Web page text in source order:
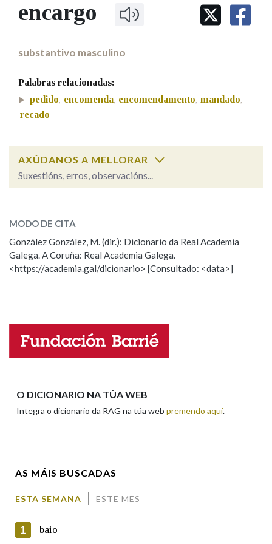
IDENTIDADE CORPORATIVA
MARCIAL DEL ADALID
FIGURAS HOMENAXEADAS
Facebook
TwitterYoutubeInstagram
Bluesky
BUSCAR NOS LEMAS
Remata por
BUSCAR NO CONTIDO
Nos exemplos
OUTRAS OPCIÓNS DE BUSCA
encargo
substantivo masculino
Palabras relacionadas:
pedido, encomenda, encomendamento, mandado,
recado
AXÚDANOS A MELLORAR
Suxestións, erros, observacións...
ESCOLLE UNHA OPCIÓN:
Observación Hai un erro na palabra
Propoño mellorar a definición
Nome
MODO DE CITA
González González, M. (dir.): Dicionario da Real Academia
Galega. A Coruña: Real Academia Galega.
<https://academia.gal/dicionario> [Consultado: <data>]
O DICIONARIO NA TÚA WEB
Integra o dicionario da RAG na túa web premendo aquí.
AS MÁIS BUSCADAS
ESTA SEMANA ESTE MES
1 baio